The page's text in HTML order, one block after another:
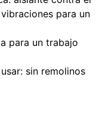
para un
para un trabajo
sin remolinos